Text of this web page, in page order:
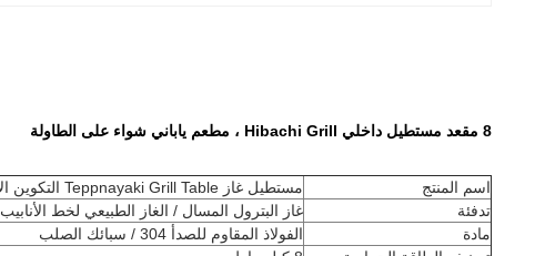
8 مقعد مستطيل داخلي Hibachi Grill ، مطعم ياباني شواء على الطاولة
اسم المنتج
مستطيل غاز Teppnayaki Grill Table التكوين الأساسي
تدفئة
غاز البترول المسال / الغاز الطبيعي لخط الأنابيب
مادة
الفولاذ المقاوم للصدأ 304 / سبائك الصلب